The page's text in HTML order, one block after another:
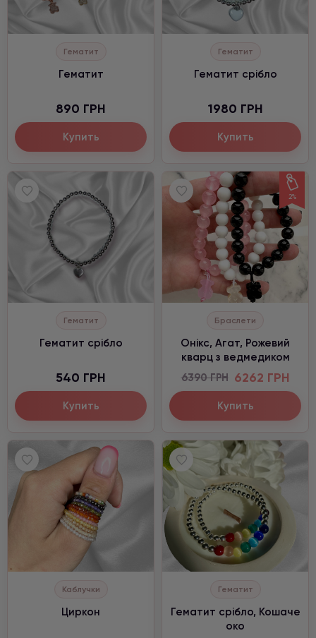
Гематит
Гематит
890 ГРН
Купить
Гематит
Гематит срібло
1980 ГРН
Купить
Гематит
Гематит срібло
540 ГРН
Купить
2%
Браслети
Онікс, Агат, Рожевий
кварц з ведмедиком
6390 ГРН 6262 ГРН
Купить
Каблучки
Циркон
Гематит
Гематит срібло, Кошаче
око